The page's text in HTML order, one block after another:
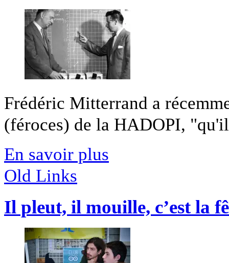
Frédéric Mitterrand a
(féroces) de la HADOPI,
En savoir plus
Old Links
Il pleut, il mouille, c’est la